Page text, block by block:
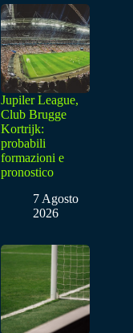
Jupiler League,
Club Brugge
Kortrijk:
probabili
formazioni e
pronostico
7 Agosto
2026